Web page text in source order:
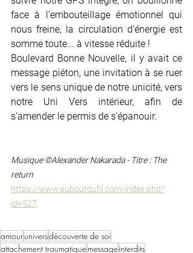
face à l'embouteillage émotionnel qui
nous freine, la circulation d'énergie est
somme toute... à vitesse réduite !
Boulevard Bonne Nouvelle, il y avait ce
message piéton, une invitation à se ruer
vers le sens unique de notre unicité, vers
notre Uni Vers intérieur, afin de
s'amender le permis de s'épanouir.
Musique ©Alexander Nakarada - Titre : The
return
https://www.auboutdufil.com/index.php?
id=527
amouruniversdécouverte de soi
attachement traumatiquemessageinterdits